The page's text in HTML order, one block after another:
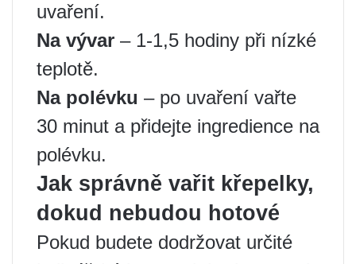
uvaření.
Na vývar – 1-1,5 hodiny při nízké
teplotě.
Na polévku – po uvaření vařte
30 minut a přidejte ingredience na
polévku.
Jak správně vařit křepelky,
dokud nebudou hotové
Pokud budete dodržovat určité